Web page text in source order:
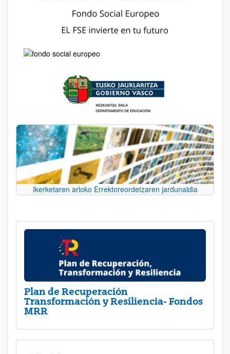
Ikerketaren arloko Errektoreordetzaren jardunaldia
Plan de Recuperación
Transformación y Resiliencia- Fondos
MRR